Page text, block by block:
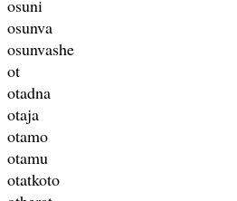
osuni
osunva
osunvashe
ot
otadna
otaja
otamo
otamu
otatkoto